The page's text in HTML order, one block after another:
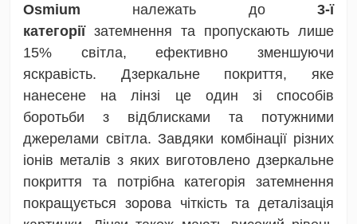
Osmium належать до 3-ї
категоріїзатемнення та пропускають лише
15% світла, ефективно зменшуючи
яскравість. Дзеркальне покриття, яке
нанесене на лінзі це один зі способів
боротьби з відблисками та потужними
джерелами світла. Завдяки комбінації різних
іонів металів з яких виготовлено дзеркальне
покриття та потрібна категорія затемнення
покращується зорова чіткість та деталізація